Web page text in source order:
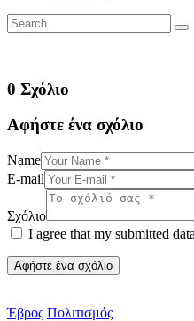
0 Σχόλιο
Αφήστε ένα σχόλιο
Name
E-mail
Σχόλιο
I agree that my submitted
Έβρος Πολιτισμός